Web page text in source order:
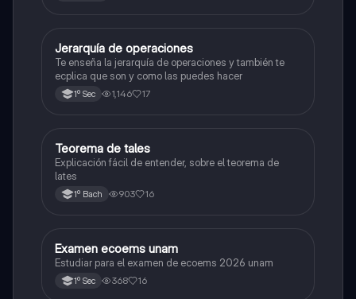
Matemáticas
Jerarquía de operaciones
Te enseña la jerarquía de operaciones y también te
ecplica que son y como las puedes hacer
1º Sec 1,146 17
Matemáticas
Teorema de tales
Explicación fácil de entender, sobre el teorema de
lates
1º Bach 903 16
Español
Examen ecoems unam
Estudiar para el examen de ecoems 2026 unam
1º Sec 368 16